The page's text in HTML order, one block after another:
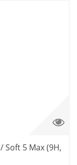
Soft 5 Max (9H,